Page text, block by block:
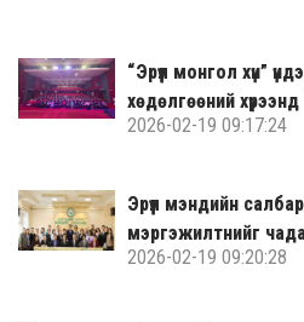
“Эрүүл монгол хүн”
хөдөлгөөний
2026-02-19 09:17:24
Эрүүл мэндийн
мэргэжилтнийг
2026-02-19 09:20:28